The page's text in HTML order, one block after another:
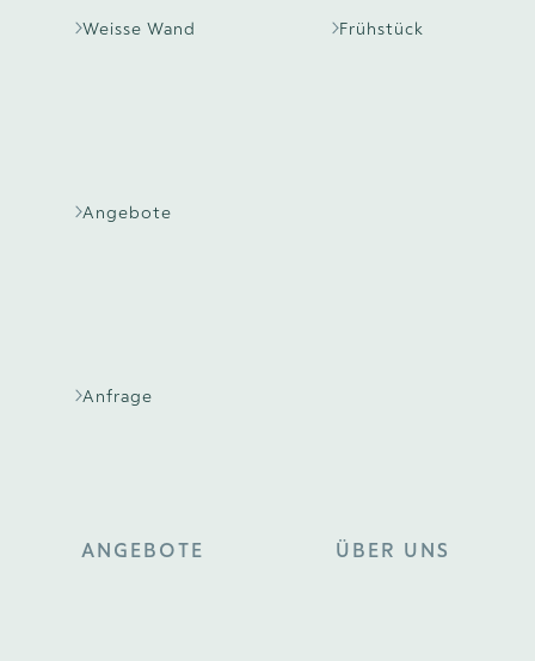
Weisse Wand
Angebote
Anfrage
Frühstück
ANGEBOTE ÜBER UNS